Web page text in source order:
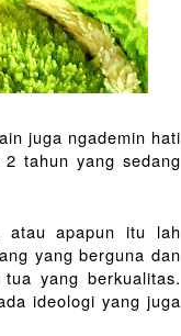
juga ngademin hati
tahun yang sedang
atau apapun itu lah
yang berguna dan
yang berkualitas.
ideologi yang juga